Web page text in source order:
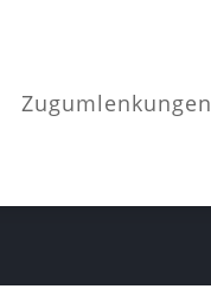
Zugumlenkungen